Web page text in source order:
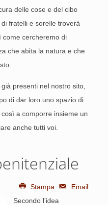
delle cose e del cibo
fratelli e sorelle troverà
come cercheremo di
che abita la natura e che
presenti nel nostro sito,
di dar loro uno spazio di
a comporre insieme un
anche tutti voi.
Stampa
Email
Secondo l’idea